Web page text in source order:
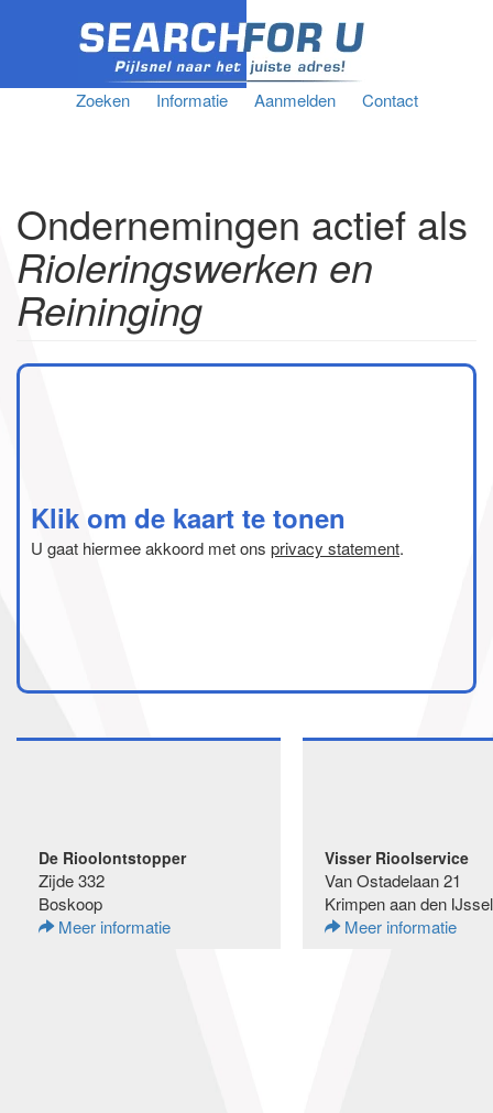
Zoeken Informatie Aanmelden Contact
Ondernemingen actief als
Rioleringswerken en
Reininging
Klik om de kaart te tonen
U gaat hiermee akkoord met ons privacy statement.
De Rioolontstopper
Zijde 332
Boskoop
Meer informatie
Visser Rioolservice
Van Ostadelaan 21
Krimpen aan den IJssel
Meer informatie